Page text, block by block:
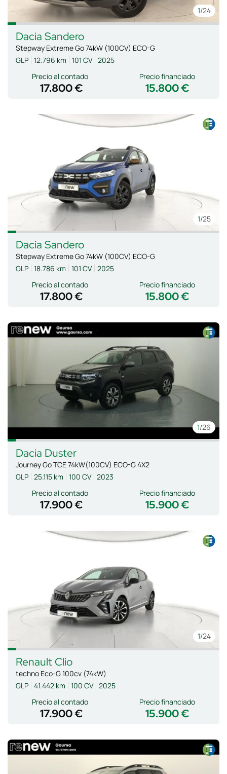
1/24
Dacia Sandero
Stepway Extreme Go 74kW (100CV) ECO-G
GLP 12.796 km 101 CV 2025
Precio al contado
17.800 € 15.800 €
Precio financiado
1/25
Dacia Sandero
Stepway Extreme Go 74kW (100CV) ECO-G
GLP 18.786 km 101 CV 2025
Precio al contado
17.800 € 15.800 €
Precio financiado
1/26
Dacia Duster
Journey Go TCE 74kW(100CV) ECO-G 4X2
GLP 25.115 km 100 CV 2023
Precio al contado
17.900 € 15.900 €
Precio financiado
1/24
Renault Clio
techno Eco-G 100cv (74kW)
GLP 41.442 km 100 CV 2025
Precio al contado
17.900 € 15.900 €
Precio financiado